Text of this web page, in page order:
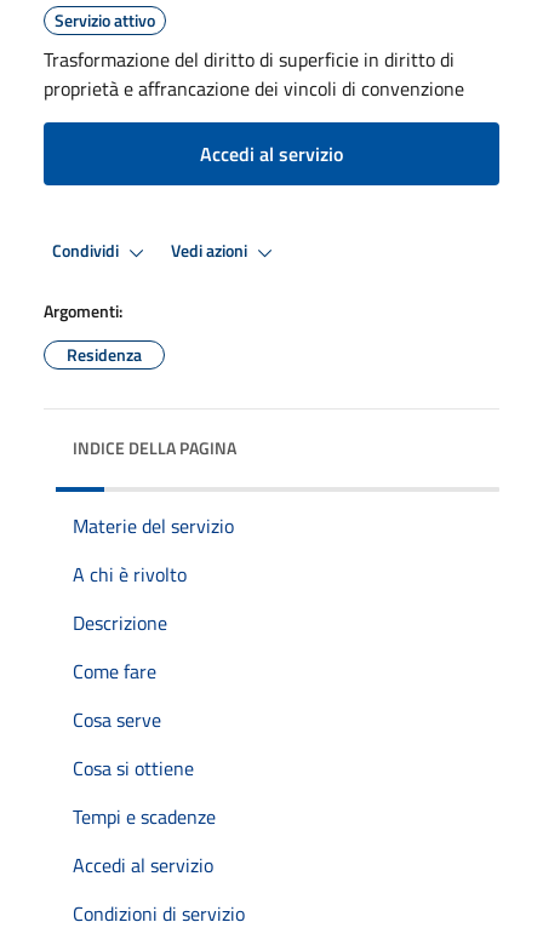
Servizio attivo
Trasformazione del diritto di superficie in diritto di
proprietà e affrancazione dei vincoli di convenzione
Accedi al servizio
Condividi Vedi azioni
Argomenti:
Residenza
INDICE DELLA PAGINA
Materie del servizio
A chi è rivolto
Descrizione
Come fare
Cosa serve
Cosa si ottiene
Tempi e scadenze
Accedi al servizio
Condizioni di servizio